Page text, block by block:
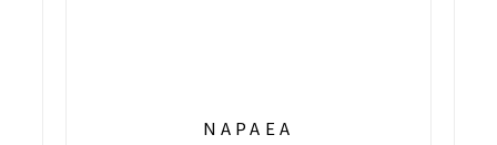
NAPAEA